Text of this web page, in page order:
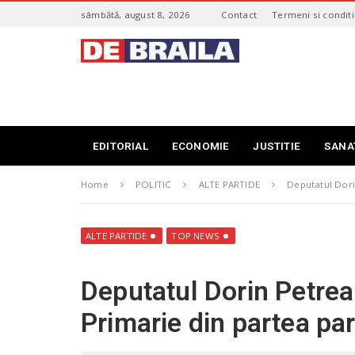
c
sâmbătă, august 8, 2026 Contact Termeni si conditii
t
B
l
r
a
i
l
EDITORIAL ECONOMIE JUSTITIE
Home POLITIC ALTE PARTIDE Deputatul
ALTE PARTIDE TOP NEWS
Deputatul Dorin
Primarie din partea